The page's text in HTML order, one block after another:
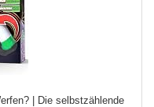
| Die selbstzählende